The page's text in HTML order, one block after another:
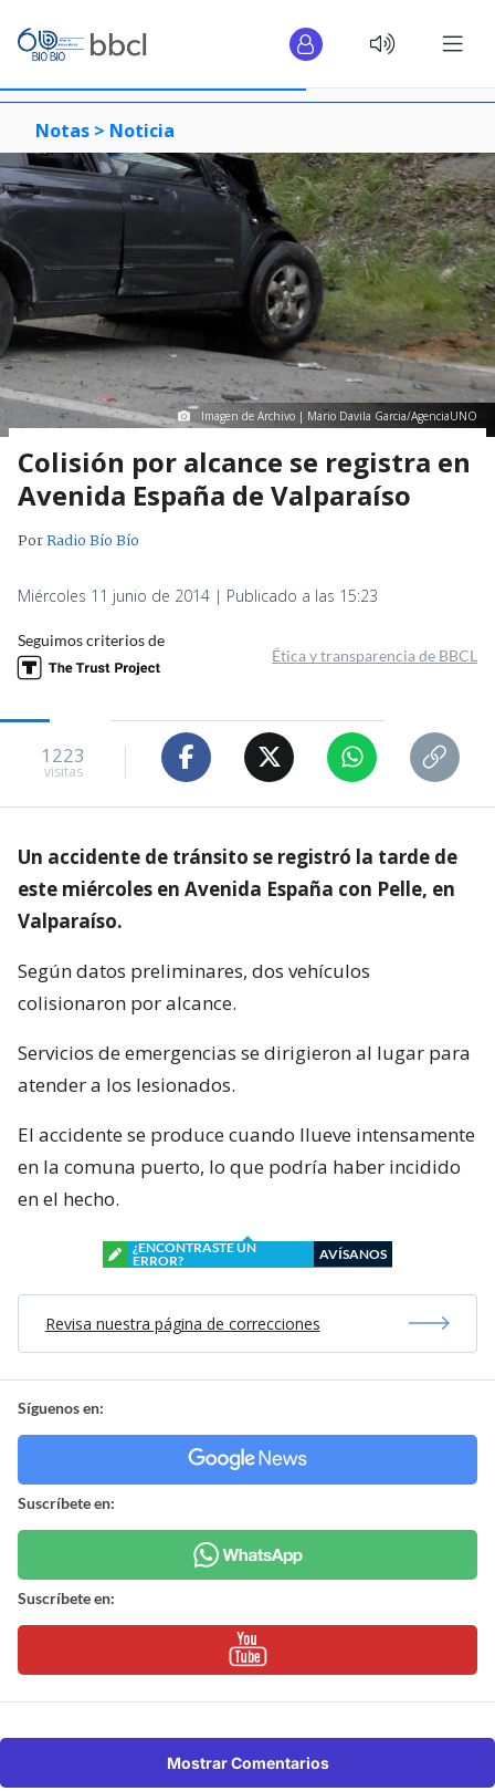
Notas > Noticia
Imagen de Archivo | Mario Davila Garcia/AgenciaUNO
Colisión por alcance se registra en
Avenida España de Valparaíso
PorRadio Bío Bío
Miércoles 11 junio de 2014 | Publicado a las 15:23
Seguimos criterios de
Ética y transparencia de BBCL
1223
visitas
Un accidente de tránsito se registró la tarde de
este miércoles en Avenida España con Pelle, en
Valparaíso.
Según datos preliminares, dos vehículos
colisionaron por alcance.
Servicios de emergencias se dirigieron al lugar para
atender a los lesionados.
El accidente se produce cuando llueve intensamente
en la comuna puerto, lo que podría haber incidido
en el hecho.
¿ENCONTRASTE UN
ERROR?
AVÍSANOS
Revisa nuestra página de correcciones
Síguenos en:
Suscríbete en:
Suscríbete en:
Mostrar Comentarios